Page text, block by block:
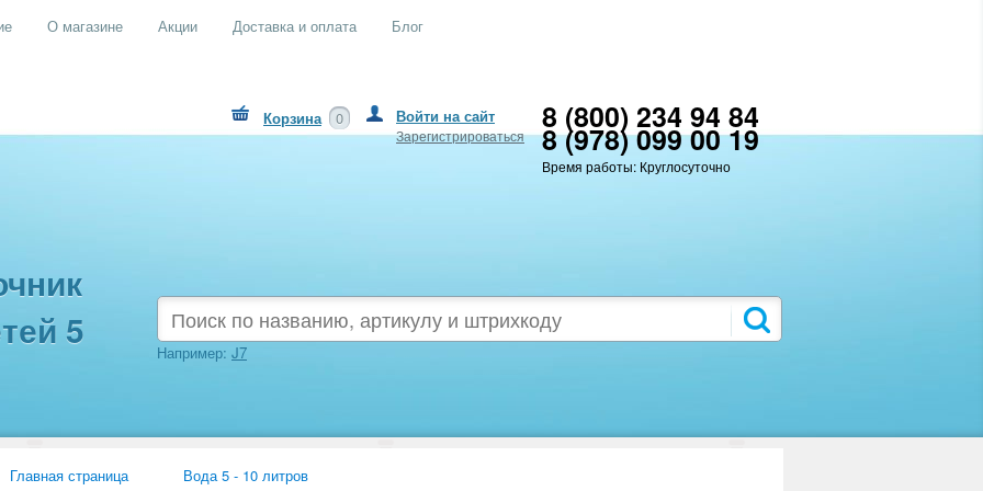
О магазине Акции Доставка и оплата Блог
8 (800) 234 94 84
8 (978) 099 00 19
Время работы: Круглосуточно
Войти на сайт
Зарегистрироваться
Корзина 0
5
Например: J7
Главная страница Вода 5 - 10 литров